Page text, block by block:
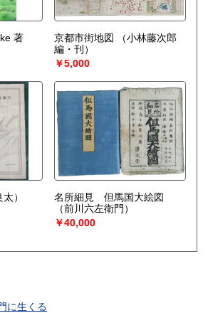
著
京都市街地図
（小林藤次郎
編・刊）
￥5,000
）
名所細見 但馬国大絵図
（前川六左衛門）
￥40,000
に生くる